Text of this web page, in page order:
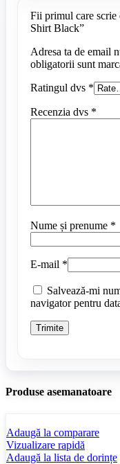
Fii primul care
Shirt Black”
Adresa ta de email
obligatorii sunt
Ratingul dvs *
Recenzia dvs *
Nume și prenume *
E-mail *
Salvează-mi
navigator pentru
Produse asemanatoare
Adaugă la comparare
Vizualizare rapidă
Adaugă la lista de dorințe